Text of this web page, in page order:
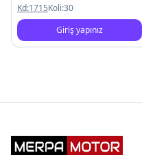
Kd:1715Koli:30
Giriş yapınız